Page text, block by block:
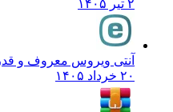
آنتی ویروس معروف و قدرتمند NOD32